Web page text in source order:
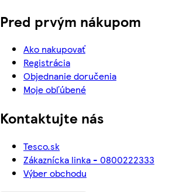
Pred prvým nákupom
Ako nakupovať
Registrácia
Objednanie doručenia
Moje obľúbené
Kontaktujte nás
Tesco.sk
Zákaznícka linka - 0800222333
Výber obchodu